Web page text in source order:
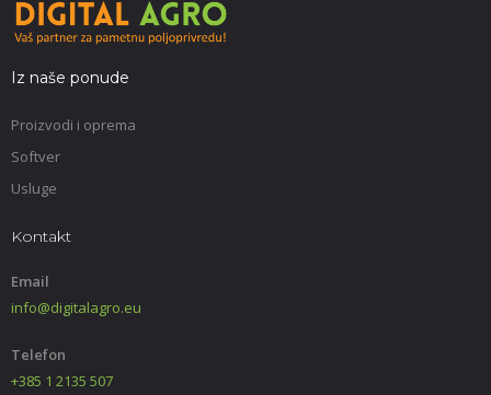
Iz naše ponude
Proizvodi i oprema
Softver
Usluge
Kontakt
Email
info@digitalagro.eu
Telefon
+385 1 2135 507